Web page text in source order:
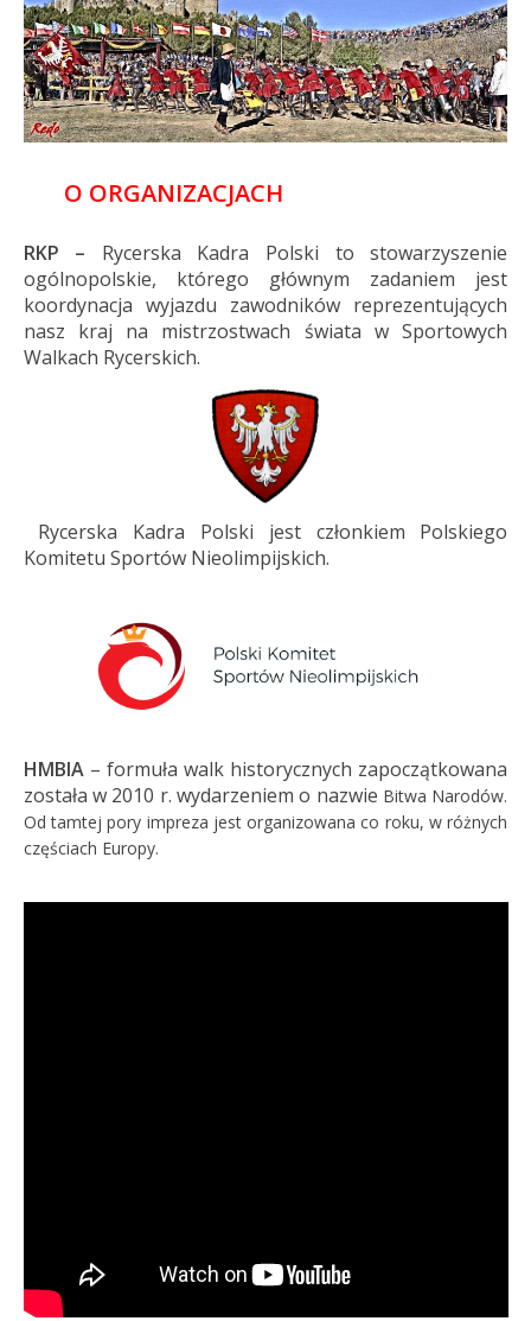
O ORGANIZACJACH
RKP – Rycerska Kadra Polski to stowarzyszenie
ogólnopolskie, którego głównym zadaniem jest
koordynacja wyjazdu zawodników reprezentujących
nasz kraj na mistrzostwach świata w Sportowych
Walkach Rycerskich.
Rycerska Kadra Polski jest członkiem Polskiego
Komitetu Sportów Nieolimpijskich.
HMBIA – formuła walk historycznych zapoczątkowana
została w 2010 r. wydarzeniem o nazwie Bitwa Narodów.
Od tamtej pory impreza jest organizowana co roku, w różnych
częściach Europy.